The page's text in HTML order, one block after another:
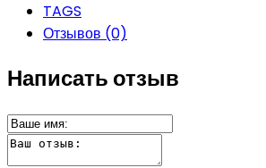
TAGS
Отзывов (0)
Написать отзыв